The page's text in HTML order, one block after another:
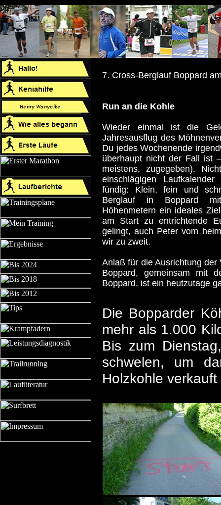
7. Cross-Berglauf Boppard
Run an die Kohle
Wieder einmal ist die
Jahresausflug des
Du jedes Wochenende
überhaupt nicht der Fall ist
meistens, zugegeben).
einschlägigen
fündig: Klein, fein und
Berglauf in Boppard
Höhenmetern ein ideales
am Start zu entrichtende
gelingt, auch Peter vom
wir zu zweit.
Anlaß für die Ausrichtung
Boppard, gemeinsam mit
Boppard, ist ein heutzutage
Die Bopparder
mehr als 1.000
Bis zum
schwelen, um
Holzkohle